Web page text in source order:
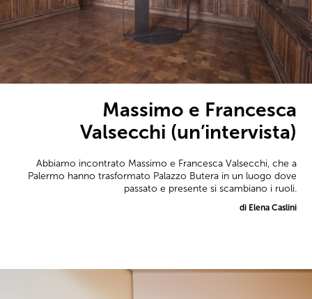
Massimo e Francesca
Valsecchi (un’intervista)
Abbiamo incontrato Massimo e Francesca Valsecchi, che a
Palermo hanno trasformato Palazzo Butera in un luogo dove
passato e presente si scambiano i ruoli.
di Elena Caslini